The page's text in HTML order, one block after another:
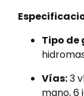
Tipo de
Vías:3
mano, 6